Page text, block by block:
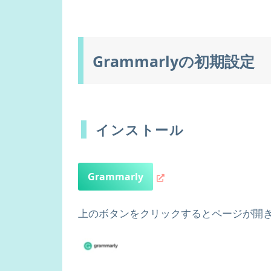
Grammarlyの初期設定
インストール
Grammarly
上のボタンをクリックするとページが開